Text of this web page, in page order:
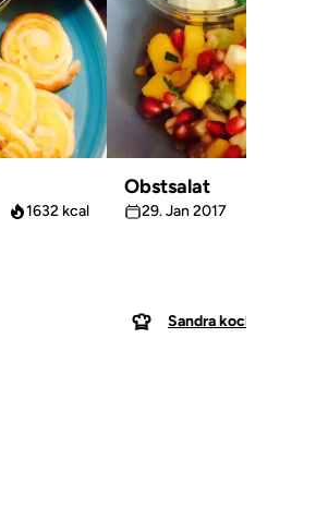
1632 kcal
Obstsalat
29. Jan 2017
Sandra kocht